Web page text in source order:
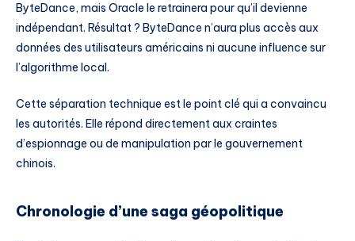
ByteDance, mais Oracle le retrainera pour qu’il devienne
indépendant. Résultat ? ByteDance n’aura plus accès aux
données des utilisateurs américains ni aucune influence sur
l’algorithme local.
Cette séparation technique est le point clé qui a convaincu
les autorités. Elle répond directement aux craintes
d’espionnage ou de manipulation par le gouvernement
chinois.
Chronologie d’une saga géopolitique